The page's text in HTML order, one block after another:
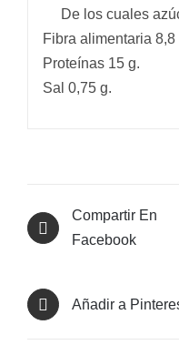
De los cuales
Fibra alimentaria 8,8
Proteínas 15 g.
Sal 0,75 g.
Compartir En
Facebook
Añadir a